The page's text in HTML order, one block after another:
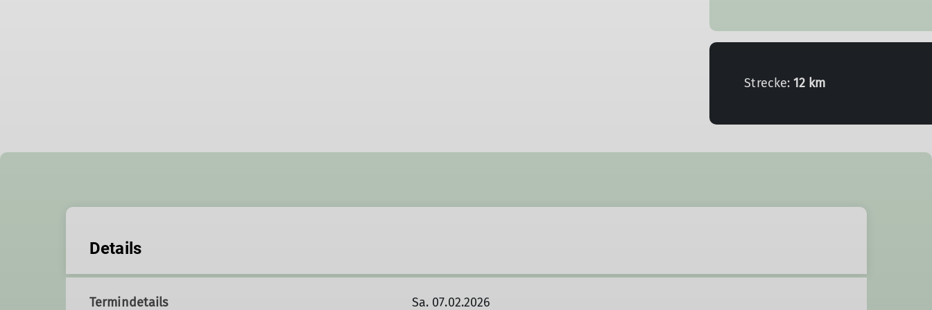
Strecke:12 km
Details
Termindetails Sa. 07.02.2026